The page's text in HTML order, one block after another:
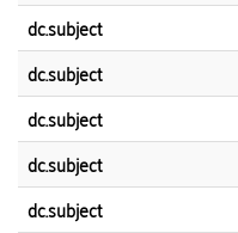
dc.subject
dc.subject
dc.subject
dc.subject
dc.subject